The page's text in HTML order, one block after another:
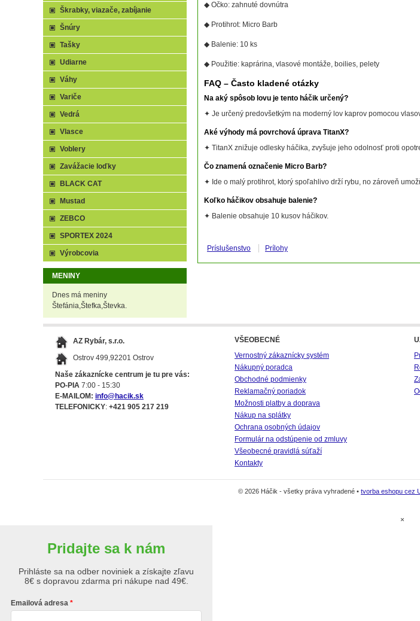
◆ Očko: zahnuté dovnútra
◆ Protihrot: Micro Barb
◆ Balenie: 10 ks
◆ Použitie: kaprárina, vlasové montáže, boilies, pelety
FAQ – Často kladené otázky
Na aký spôsob lovu je tento háčik určený?
✦ Je určený predovšetkým na moderný lov kaprov pomocou
Aké výhody má povrchová úprava TitanX?
✦ TitanX znižuje odlesky háčika, zvyšuje jeho odolnosť proti
Čo znamená označenie Micro Barb?
✦ Ide o malý protihrot, ktorý spoľahlivo drží rybu, no zároveň
Koľko háčikov obsahuje balenie?
✦ Balenie obsahuje 10 kusov háčikov.
Príslušenstvo Prílohy
Škrabky, viazače, zabíjanie
Šnúry
Tašky
Udiarne
Váhy
Variče
Vedrá
Vlasce
Voblery
Zavážacie loďky
BLACK CAT
Mustad
ZEBCO
SPORTEX 2024
Výrobcovia
MENINY
Dnes má meniny
Štefánia,Štefka,Števka.
AZ Rybár, s.r.o.
Ostrov 499,92201 Ostrov
Naše zákaznícke centrum je tu pre vás:
PO-PIA 7:00 - 15:30
E-MAILOM: info@hacik.sk
TELEFONICKY: +421 905 217 219
VŠEOBECNÉ
Vernostný zákaznícky systém
Nákupný poradca
Obchodné podmienky
Reklamačný poriadok
Možnosti platby a doprava
Nákup na splátky
Ochrana osobných údajov
Formulár na odstúpenie od zmluvy
Všeobecné pravidlá súťaží
Kontakty
© 2026 Háčik - všetky práva vyhradené • tvorba eshopu cez
×
Pridajte sa k nám
Prihláste sa na odber noviniek a získajte zľavu
8€ s dopravou zdarma pri nákupe nad 49€.
Emailová adresa